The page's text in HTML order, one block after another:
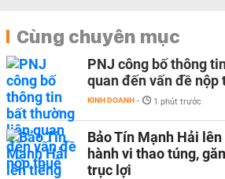
Cùng chuyên mục
PNJ công bố thông
quan đến vấn đề nộp
KINH DOANH - 1 phút trước
Bảo Tín Mạnh Hải
hành vi thao túng,
trục lợi